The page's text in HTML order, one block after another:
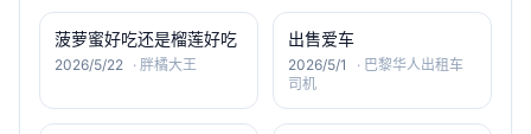
菠萝蜜好吃还是榴莲好吃
2026/5/22 · 胖橘大王
出售爱车
2026/5/1 · 巴黎华人出租车
司机